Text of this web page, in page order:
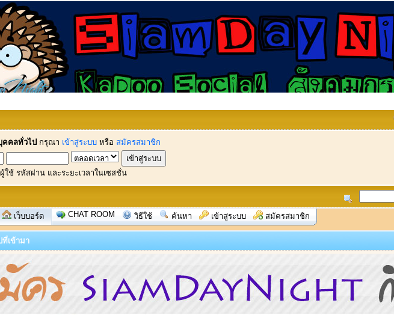
คคลทั่วไป กรุณา เข้าสู่ระบบ หรือ สมัครสมาชิก
ใช้ รหัสผ่าน และระยะเวลาในเซสชั่น
เว็บบอร์ด CHAT ROOM วิธีใช้ ค้นหา เข้าสู่ระบบ สมัครสมาชิก
ที่เข้ามา